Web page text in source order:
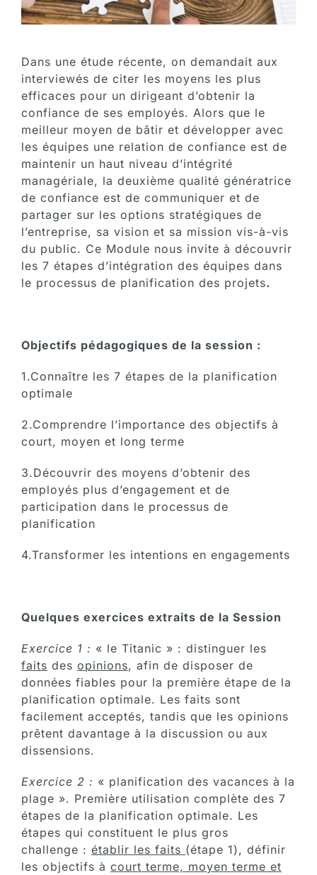
Dans une étude récente, on demandait aux
interviewés de citer les moyens les plus
efficaces pour un dirigeant d’obtenir la
confiance de ses employés. Alors que le
meilleur moyen de bâtir et développer avec
les équipes une relation de confiance est de
maintenir un haut niveau d’intégrité
managériale, la deuxième qualité génératrice
de confiance est de communiquer et de
partager sur les options stratégiques de
l’entreprise, sa vision et sa mission vis-à-vis
du public. Ce Module nous invite à découvrir
les 7 étapes d’intégration des équipes dans
le processus de planification des projets.
Objectifs pédagogiques de la session :
1.Connaître les 7 étapes de la planification
optimale
2.Comprendre l’importance des objectifs à
court, moyen et long terme
3.Découvrir des moyens d’obtenir des
employés plus d’engagement et de
participation dans le processus de
planification
4.Transformer les intentions en engagements
Quelques exercices extraits de la Session
Exercice 1 : « le Titanic » : distinguer les
faits des opinions, afin de disposer de
données fiables pour la première étape de la
planification optimale. Les faits sont
facilement acceptés, tandis que les opinions
prêtent davantage à la discussion ou aux
dissensions.
Exercice 2 : « planification des vacances à la
plage ». Première utilisation complète des 7
étapes de la planification optimale. Les
étapes qui constituent le plus gros
challenge : établir les faits (étape 1), définir
les objectifs à court terme, moyen terme et